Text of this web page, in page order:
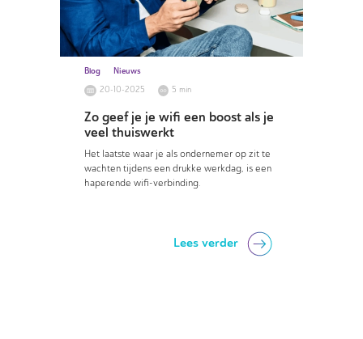
Blog
Nieuws
20-10-2025
5 min
Zo geef je je wifi een boost als je
veel thuiswerkt
Het laatste waar je als ondernemer op zit te
wachten tijdens een drukke werkdag, is een
haperende wifi-verbinding.
Lees verder